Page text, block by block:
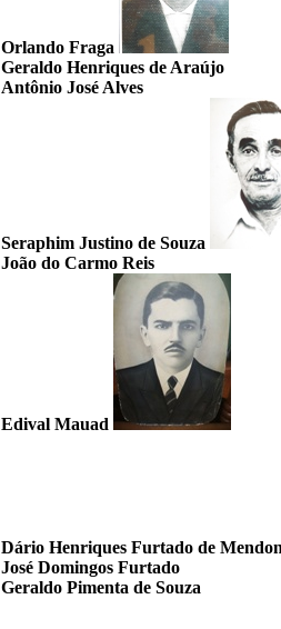
Orlando Fraga
Geraldo Henriques de Araújo
Antônio José Alves
Seraphim Justino de Souza
João do Carmo Reis
Edival Mauad
Dário Henriques Furtado de
José Domingos Furtado
Geraldo Pimenta de Souza